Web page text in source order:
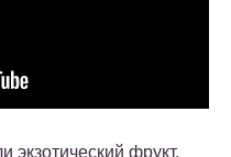
экзотический фрукт,